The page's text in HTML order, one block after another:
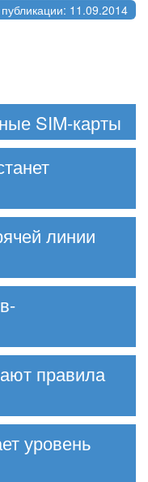
11.09.2014
SIM-карты
линии
правила
уровень